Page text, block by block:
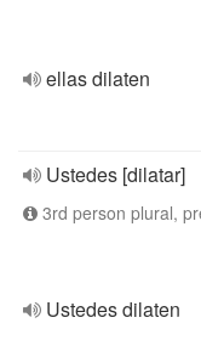
ellas dilaten
Ustedes [dilatar]
3rd person plural,
Ustedes dilaten